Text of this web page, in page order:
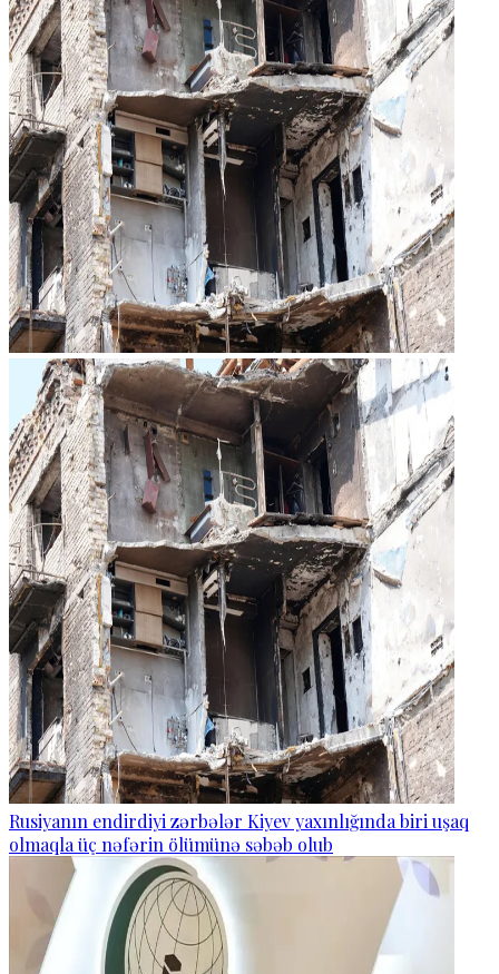
Rusiyanın endirdiyi zərbələr Kiyev yaxınlığında biri uşaq
olmaqla üç nəfərin ölümünə səbəb olub